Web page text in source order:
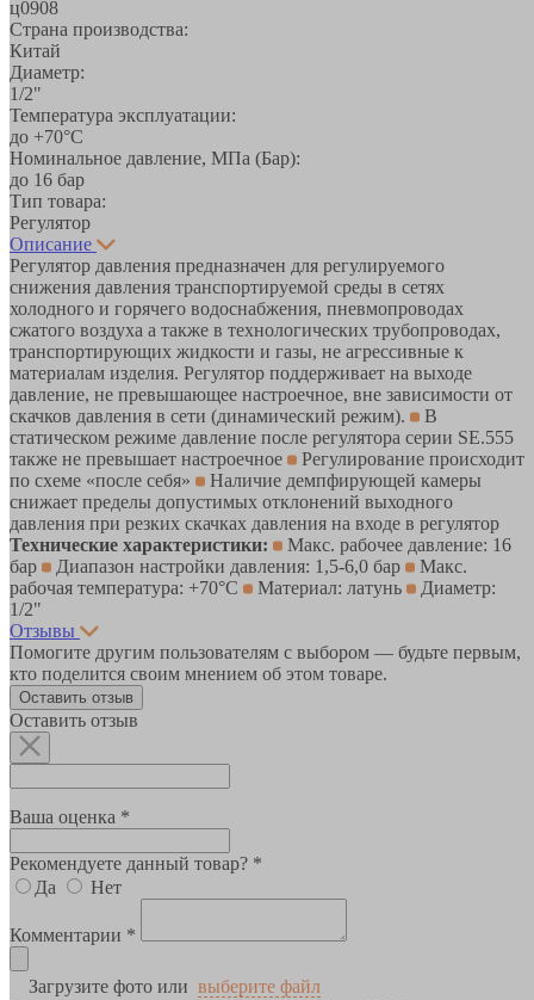
ц0908
Страна производства:
Китай
Диаметр:
1/2"
Температура эксплуатации:
до +70°С
Номинальное давление, МПа (Бар):
до 16 бар
Тип товара:
Регулятор
Описание
Регулятор давления предназначен для регулируемого
снижения давления транспортируемой среды в сетях
холодного и горячего водоснабжения, пневмопроводах
сжатого воздуха а также в технологических трубопроводах,
транспортирующих жидкости и газы, не агрессивные к
материалам изделия. Регулятор поддерживает на выходе
давление, не превышающее настроечное, вне зависимости от
скачков давления в сети (динамический режим).
В
статическом режиме давление после регулятора серии SE.555
также не превышает настроечное
Регулирование происходит
по схеме «после себя»
Наличие демпфирующей камеры
снижает пределы допустимых отклонений выходного
давления при резких скачках давления на входе в регулятор
Технические характеристики:
Макс. рабочее давление: 16
бар
Диапазон настройки давления: 1,5-6,0 бар
Макс.
рабочая температура: +70°С
Материал: латунь
Диаметр:
1/2"
Отзывы
Помогите другим пользователям с выбором — будьте первым,
кто поделится своим мнением об этом товаре.
Оставить отзыв
Оставить отзыв
Ваша оценка *
Рекомендуете данный товар? *
Да
Нет
Комментарии *
Загрузите фото или выберите файл